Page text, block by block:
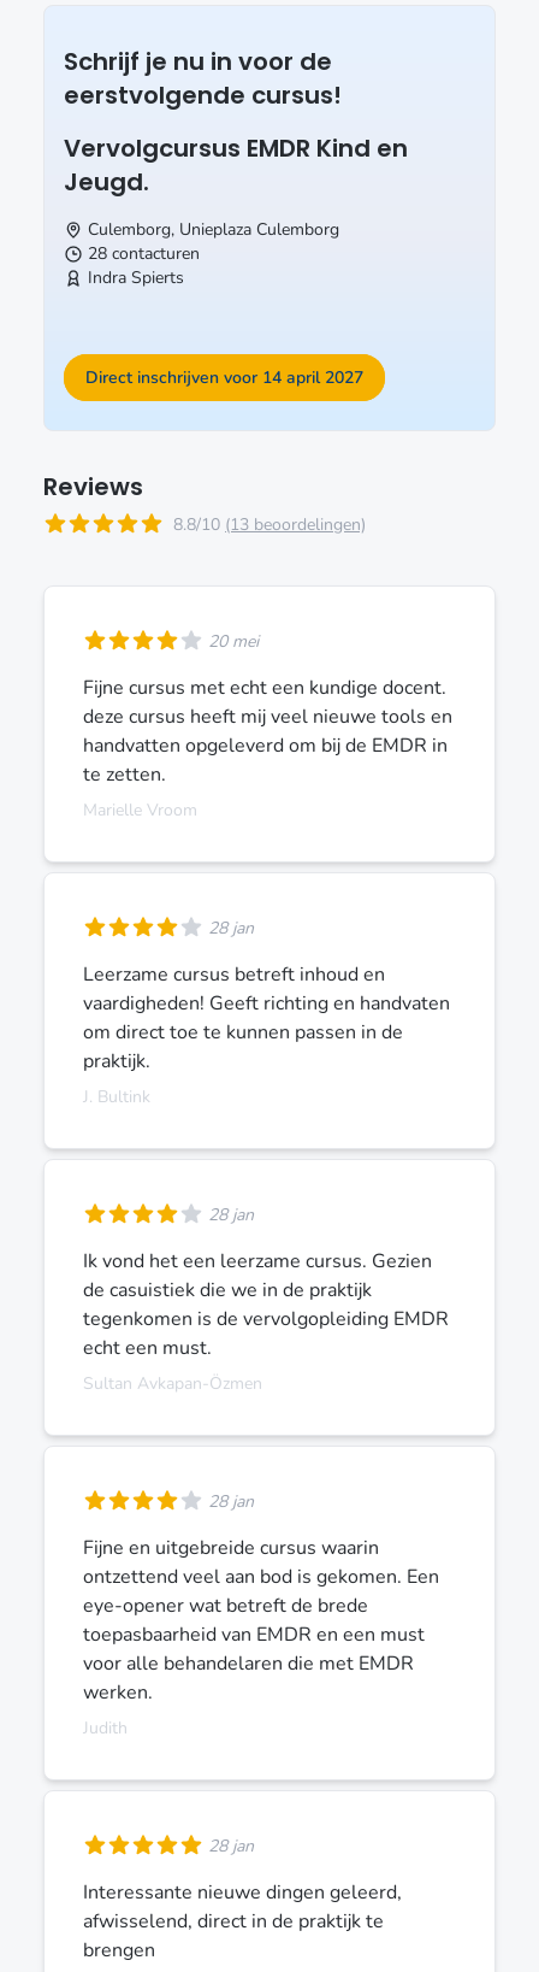
Schrijf je nu in voor de
eerstvolgende cursus!
Vervolgcursus EMDR Kind en
Jeugd.
Culemborg, Unieplaza Culemborg
28 contacturen
Indra Spierts
Direct inschrijven voor 14 april 2027
Reviews
8.8/10 (13 beoordelingen)
20 mei
Fijne cursus met echt een kundige docent.
deze cursus heeft mij veel nieuwe tools en
handvatten opgeleverd om bij de EMDR in
te zetten.
Marielle Vroom
28 jan
Leerzame cursus betreft inhoud en
vaardigheden! Geeft richting en handvaten
om direct toe te kunnen passen in de
praktijk.
J. Bultink
28 jan
Ik vond het een leerzame cursus. Gezien
de casuistiek die we in de praktijk
tegenkomen is de vervolgopleiding EMDR
echt een must.
Sultan Avkapan-Özmen
28 jan
Fijne en uitgebreide cursus waarin
ontzettend veel aan bod is gekomen. Een
eye-opener wat betreft de brede
toepasbaarheid van EMDR en een must
voor alle behandelaren die met EMDR
werken.
Judith
28 jan
Interessante nieuwe dingen geleerd,
afwisselend, direct in de praktijk te
brengen